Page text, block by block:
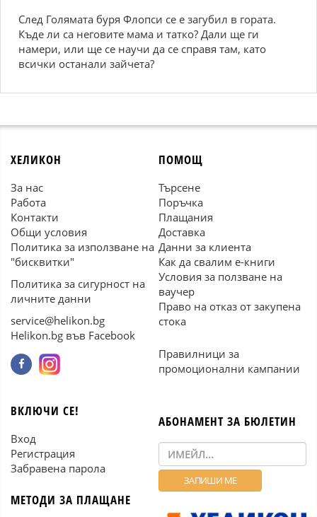
След Голямата буря Флопси се е загубил в гората.
Къде ли са неговите мама и татко? Дали ще ги
намери, или ще се научи да се справя там, като
всички останали зайчета?
ХЕЛИКОН
За нас
Работа
Контакти
Общи условия
Политика за използване на
"бисквитки"
Политика за сигурност на
личните данни
service@helikon.bg
Helikon.bg във Facebook
ПОМОЩ
Търсене
Поръчка
Плащания
Доставка
Данни за клиента
Как да свалим е-книги
Условия за ползване на
ваучер
Право на отказ от закупена
стока
Правилници за
промоционални кампании
ВКЛЮЧИ СЕ!
Вход
Регистрация
Забравена парола
МЕТОДИ ЗА ПЛАЩАНЕ
АБОНАМЕНТ ЗА БЮЛЕТИН